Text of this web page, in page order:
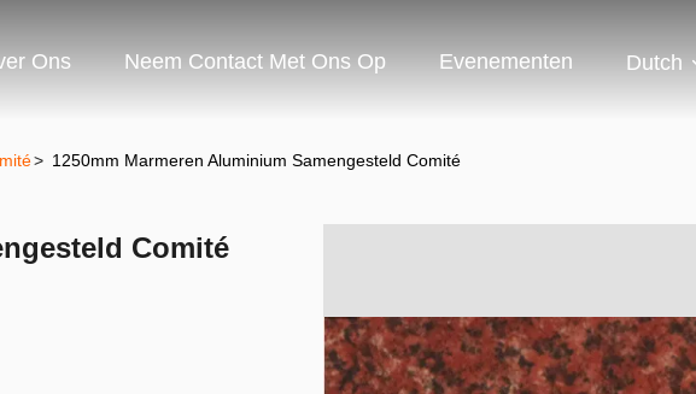
Ons Neem Contact Met Ons Op Evenementen Dutch
> 1250mm Marmeren Aluminium Samengesteld Comité
Comité